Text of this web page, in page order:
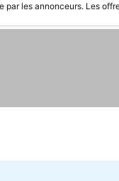
par les annonceurs. Les